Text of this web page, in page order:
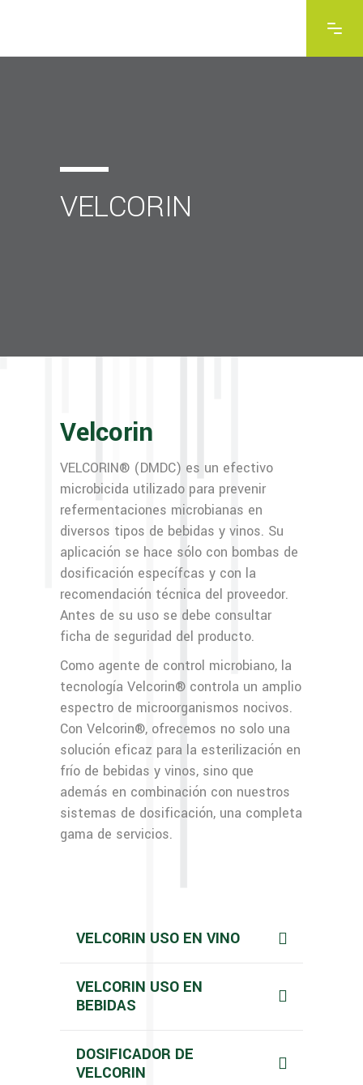
VELCORIN
Velcorin
VELCORIN® (DMDC) es un efectivo
microbicida utilizado para prevenir
refermentaciones microbianas en
diversos tipos de bebidas y vinos. Su
aplicación se hace sólo con bombas de
dosificación específcas y con la
recomendación técnica del proveedor.
Antes de su uso se debe consultar
ficha de seguridad del producto.
Como agente de control microbiano, la
tecnología Velcorin® controla un amplio
espectro de microorganismos nocivos.
Con Velcorin®, ofrecemos no solo una
solución eficaz para la esterilización en
frío de bebidas y vinos, sino que
además en combinación con nuestros
sistemas de dosificación, una completa
gama de servicios.
VELCORIN USO EN VINO
VELCORIN USO EN
BEBIDAS
DOSIFICADOR DE
VELCORIN